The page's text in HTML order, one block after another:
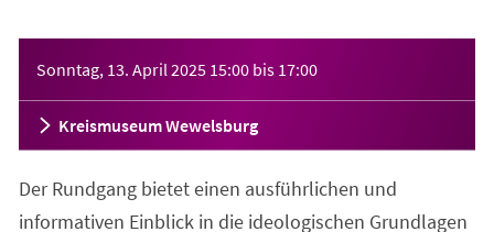
Sonntag, 13. April 2025 15:00 bis 17:00
Kreismuseum Wewelsburg
Der Rundgang bietet einen ausführlichen und
informativen Einblick in die ideologischen Grundlagen